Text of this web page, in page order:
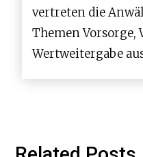
vertreten die
Themen Vorsorge,
Wertweitergabe